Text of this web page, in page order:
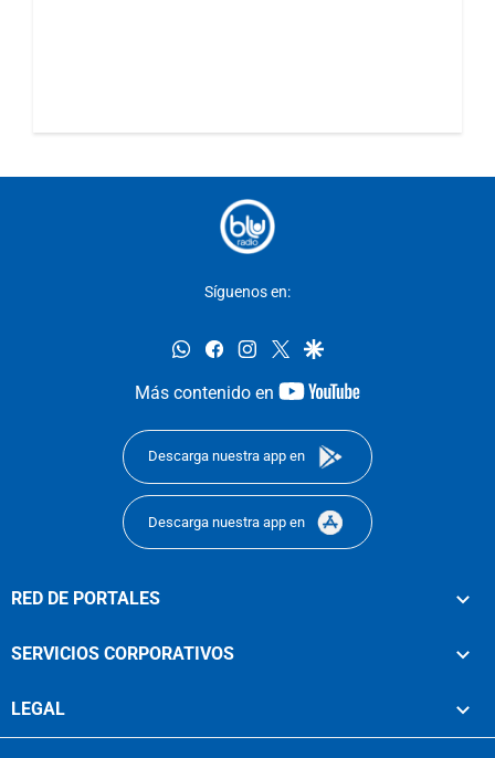
Síguenos en:
whatsappfacebookinstagram
twittergoogle
Más contenido en
youtube-
Descarga nuestra app en
Descarga nuestra app en
RED DE PORTALES
SERVICIOS CORPORATIVOS
LEGAL